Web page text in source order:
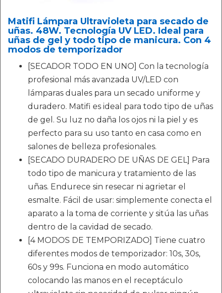
Matifi Lámpara Ultravioleta para secado de
uñas. 48W. Tecnología UV LED. Ideal para
uñas de gel y todo tipo de manicura. Con 4
modos de temporizador
[SECADOR TODO EN UNO] Con la tecnología
profesional más avanzada UV/LED con
lámparas duales para un secado uniforme y
duradero. Matifi es ideal para todo tipo de uñas
de gel. Su luz no daña los ojos ni la piel y es
perfecto para su uso tanto en casa como en
salones de belleza profesionales.
[SECADO DURADERO DE UÑAS DE GEL] Para
todo tipo de manicura y tratamiento de las
uñas. Endurece sin resecar ni agrietar el
esmalte. Fácil de usar: simplemente conecta el
aparato a la toma de corriente y sitúa las uñas
dentro de la cavidad de secado.
[4 MODOS DE TEMPORIZADO] Tiene cuatro
diferentes modos de temporizador: 10s, 30s,
60s y 99s. Funciona en modo automático
colocando las manos en el receptáculo